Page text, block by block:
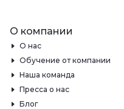
О компании
О нас
Обучение от компании
Наша команда
Пресса о нас
Блог